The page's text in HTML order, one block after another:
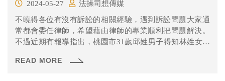
2024-05-27
法操司想傳媒
不曉得各位有沒有訴訟的相關經驗，遇到訴訟問題大家通
常都會委任律師，希望藉由律師的專業順利把問題解決。
不過近期有報導指出，桃園市31歲邱姓男子得知林姓女友
間協助和解事宜以減輕刑責，豈料，經濟並不寬裕的林母
READ MORE